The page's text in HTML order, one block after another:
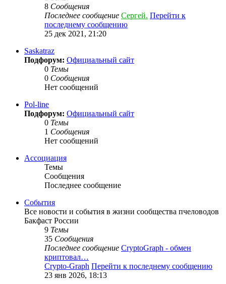
8 Сообщения
Последнее сообщение Сергей. Перейти к
последнему сообщению
25 дек 2021, 21:20
Saskatraz
Подфорум: Официальный сайт
0 Темы
0 Сообщения
Нет сообщений
Pol-line
Подфорум: Официальный сайт
0 Темы
1 Сообщения
Нет сообщений
Ассоциация
Темы
Сообщения
Последнее сообщение
События
Все новости и события в жизни сообщества пчеловодов
Бакфаст России
9 Темы
35 Сообщения
Последнее сообщение CryptoGraph - обмен
криптовал…
Crypto-Graph Перейти к последнему сообщению
23 янв 2026, 18:13